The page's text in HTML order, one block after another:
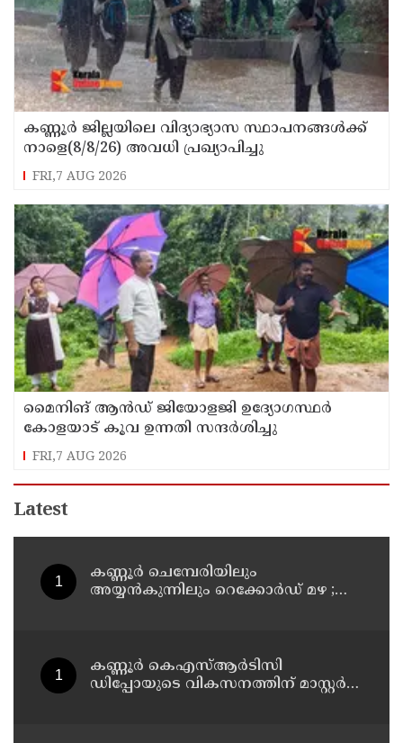
കണ്ണൂർ ജില്ലയിലെ വിദ്യാഭ്യാസ സ്ഥാപനങ്ങള്‍ക്ക്
നാളെ(8/8/26) അവധി പ്രഖ്യാപിച്ചു
FRI,7 AUG 2026
മൈനിങ് ആൻഡ്​ ജിയോളജി ഉദ്യോഗസ്ഥർ
കോളയാട് കൂവ ഉന്നതി സന്ദർശിച്ചു
FRI,7 AUG 2026
Latest
കണ്ണൂർ ചെമ്പേരിയിലും
അയ്യൻകുന്നിലും റെക്കോർഡ് മഴ ;
കണ്ണൂർ കെഎസ്ആർടിസി
ഡിപ്പോയുടെ വികസനത്തിന് മാസ്റ്റർ